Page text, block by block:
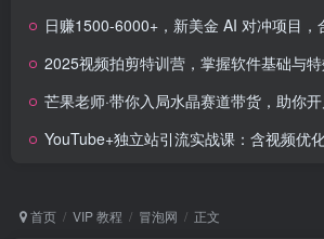
日赚1500-6000+，新美金 AI 对冲项目，合规稳定，小白易上手
2025视频拍剪特训营，掌握软件基础与特效，手
芒果老师·带你入局水晶赛道带货，助你
YouTube+独立站引流实战课：含视频优化、关键词策略，讲
首页 VIP 教程 冒泡网 正文